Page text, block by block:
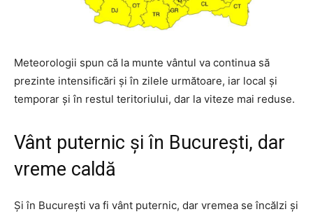
Meteorologii spun că la munte vântul va continua să
prezinte intensificări și în zilele următoare, iar local și
temporar și în restul teritoriului, dar la viteze mai reduse.
Vânt puternic și în București, dar
vreme caldă
Și în București va fi vânt puternic, dar vremea se încălzi și